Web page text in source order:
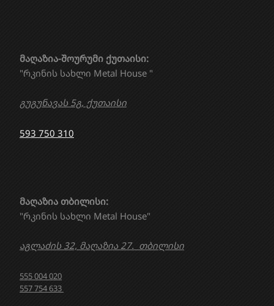
მაღაზია თბილისი:
"რკინის სახლი Metal House"
აგლაძის 32, მაღაზია 27. თბილისი
555 004 020
557 754 633
მაღაზია-შოურუმი ქუთაისი:
"რკინის სახლი Metal House "
გუგუნავას 5გ, ქუთაისი
593 750 310